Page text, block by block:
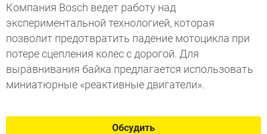
Компания Bosch ведет работу над
экспериментальной технологией, которая
позволит предотвратить падение мотоцикла при
потере сцепления колес с дорогой. Для
выравнивания байка предлагается использовать
миниатюрные «реактивные двигатели».
Обсудить